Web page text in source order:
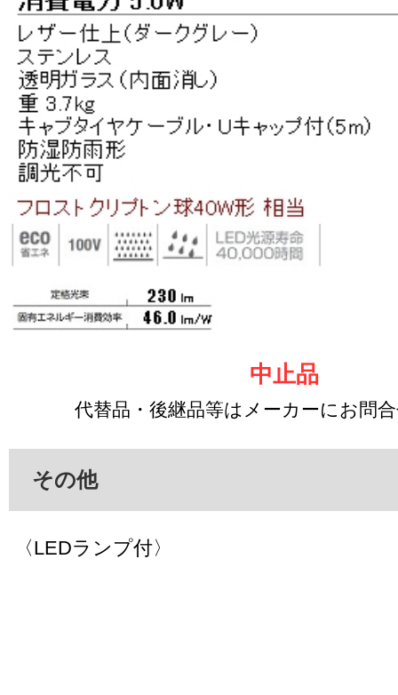
中止品
代替品・後継品等はメーカーにお問
その他
〈LEDランプ付〉